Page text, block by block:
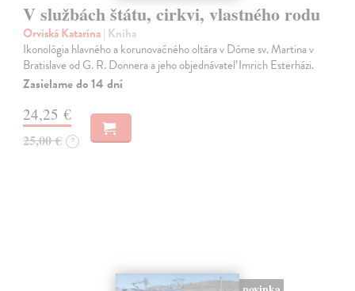
V službách štátu, cirkvi, vlastného rodu
Orviská Katarína| Kniha
Ikonológia hlavného a korunovačného oltára v Dóme sv. Martina v
Bratislave od G. R. Donnera a jeho objednávateľ Imrich Esterházi.
Zasielame do 14 dní
24,25 €
25,00 € ?